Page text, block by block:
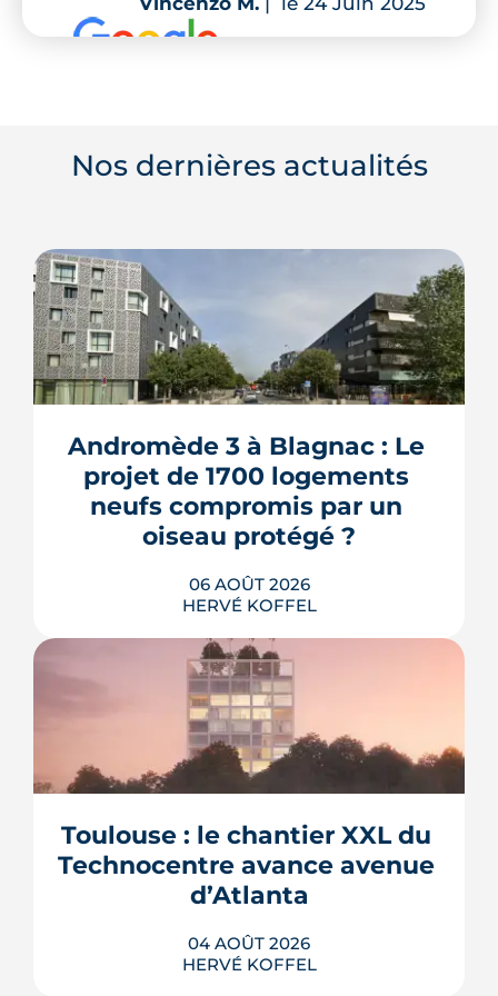
Nos dernières actualités
Andromède 3 à Blagnac : Le
projet de 1700 logements
neufs compromis par un
oiseau protégé ?
06 AOÛT 2026
HERVÉ KOFFEL
La troisième et dernière phase de
l'écoquartier Andromède doit livrer
près de 1 700 logements à partir de
protégé, la cisticole des joncs, contraint
fortement le plan d'aménagement et
repousse un calendrier déjà tendu.
LIRE L'ARTICLE
Toulouse : le chantier XXL du
Technocentre avance avenue
d’Atlanta
04 AOÛT 2026
HERVÉ KOFFEL